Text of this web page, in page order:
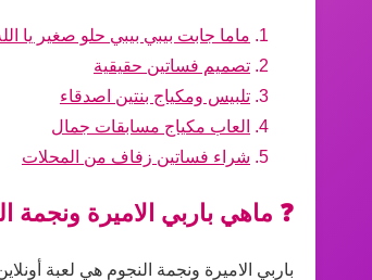
ماما جابت بيبي بيبي حلو صغير يا
تصميم فساتين حقيقية
تلبيس ومكياج بنتين اصدقاء
العاب مكياج مسابقات جمال
شراء فساتين زفاف من المحلات
❓ ماهي باربي الاميرة ونجمة
باربي الاميرة ونجمة النجوم هي لعبة